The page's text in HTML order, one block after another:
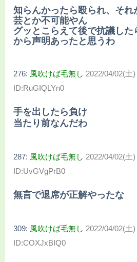
知らんかったら殴られ、それ
芸とか不可能やん
グッとこらえて後で抗議し
から声明あったと思うわ
276: 風吹けば毛無し 2022/04/02(土
ID:RuGIQLYn0
手を出したら負け
当たり前なんだわ
287: 風吹けば毛無し 2022/04/02(土
ID:UvGVgPrB0
無言で退席が正解やったな
309: 風吹けば毛無し 2022/04/02(土
ID:COXJxBIQ0